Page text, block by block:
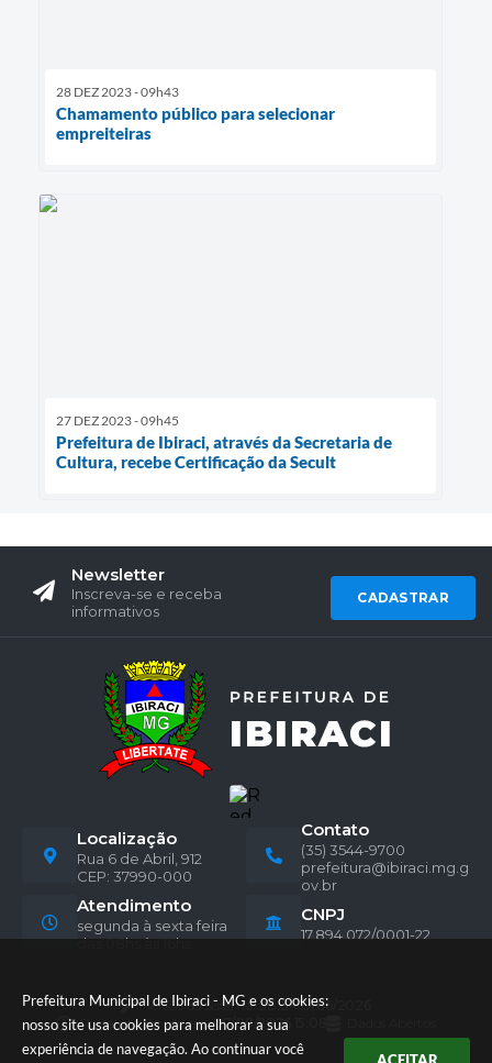
Prefeitura Municipal de Ibiraci - MG e os cookies:
nosso site usa cookies para melhorar a sua
experiência de navegação. Ao continuar você
28 DEZ 2023 - 09h43
Chamamento público para selecionar
empreiteiras
27 DEZ 2023 - 09h45
Prefeitura de Ibiraci, através da Secretaria de
Cultura, recebe Certificação da Secult
Newsletter
Inscreva-se e receba
informativos
CADASTRAR
Localização
Rua 6 de Abril, 912
CEP: 37990-000
Contato
(35) 3544-9700
prefeitura@ibiraci.mg.g
ov.br
Atendimento
segunda à sexta feira
das 08hs às 16hs.
CNPJ
17.894.072/0001-22
Versão do Sistema: 3.5.3 - 19/06/2026
Portal atualizado em:07/08/2026 15:08